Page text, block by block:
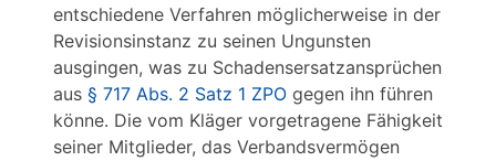
entschiedene Verfahren möglicherweise in der
Revisionsinstanz zu seinen Ungunsten
ausgingen, was zu Schadensersatzansprüchen
aus § 717 Abs. 2 Satz 1 ZPO gegen ihn führen
könne. Die vom Kläger vorgetragene Fähigkeit
seiner Mitglieder, das Verbandsvermögen